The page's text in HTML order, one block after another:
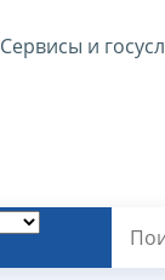
Сервисы и